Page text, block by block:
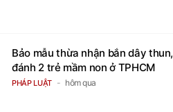
Bảo mẫu thừa nhận bắn dây thun,
đánh 2 trẻ mầm non ở TPHCM
PHÁP LUẬT hôm qua